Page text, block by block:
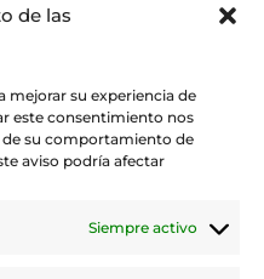
de las
mejorar su experiencia de
este consentimiento nos
su comportamiento de
aviso podría afectar
Siempre activo